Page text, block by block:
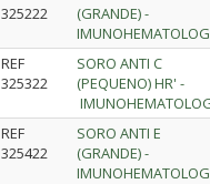
325222
(GRANDE) -
REF
325322
SORO ANTI C
(PEQUENO) HR' -
REF
325422
SORO ANTI E
(GRANDE) -